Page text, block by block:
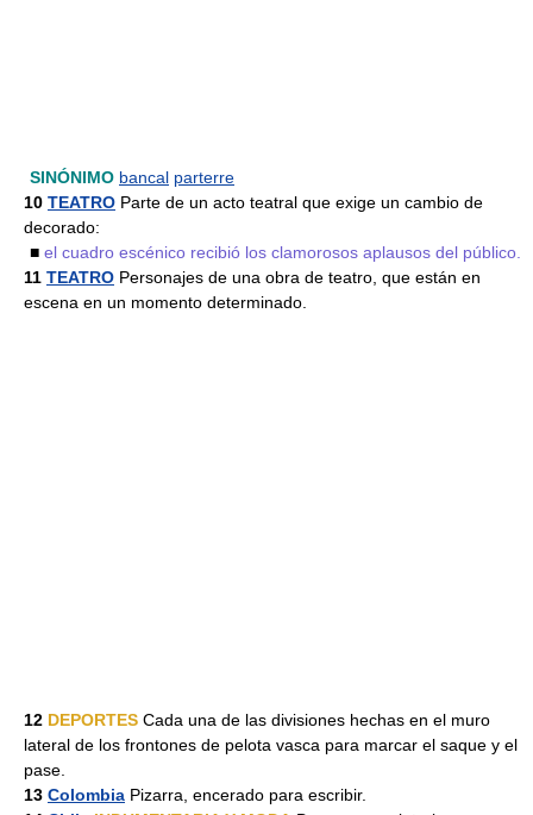
SINÓNIMO bancal parterre
10 TEATRO Parte de un acto teatral que exige un cambio de
decorado:
■ el cuadro escénico recibió los clamorosos aplausos del público.
11 TEATRO Personajes de una obra de teatro, que están en
escena en un momento determinado.
12 DEPORTES Cada una de las divisiones hechas en el muro
lateral de los frontones de pelota vasca para marcar el saque y el
pase.
13 Colombia Pizarra, encerado para escribir.